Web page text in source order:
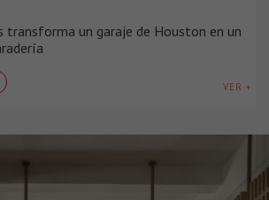
transforma un garaje de Houston en un
VER +